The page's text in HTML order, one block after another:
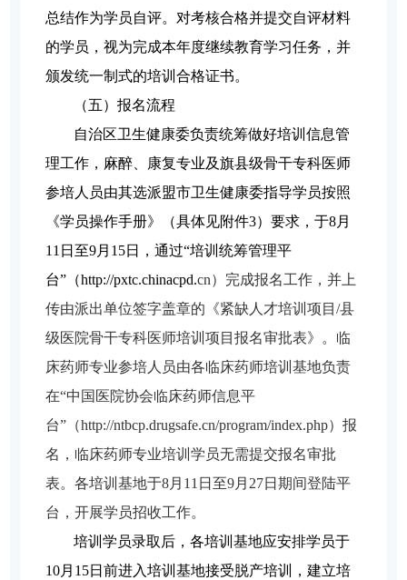
总结作为学员自评。对考核合格并提交自评材料
的学员，视为完成本年度继续教育学习任务，并
颁发统一制式的培训合格证书。
（五）报名流程
自治区卫生健康委负责统筹做好培训信息管
理工作，麻醉、康复专业及旗县级骨干专科医师
参培人员由其选派盟市卫生健康委指导学员按照
《学员操作手册》（具体见附件3）要求，于8月
11日至9月15日，通过“培训统筹管理平
台”（http://pxtc.chinacpd.cn）完成报名工作，并上
传由派出单位签字盖章的《紧缺人才培训项目/县
级医院骨干专科医师培训项目报名审批表》。临
床药师专业参培人员由各临床药师培训基地负责
在“中国医院协会临床药师信息平
台”（http://ntbcp.drugsafe.cn/program/index.php）报
名，临床药师专业培训学员无需提交报名审批
表。各培训基地于8月11日至9月27日期间登陆平
台，开展学员招收工作。
培训学员录取后，各培训基地应安排学员于
10月15日前进入培训基地接受脱产培训，建立培